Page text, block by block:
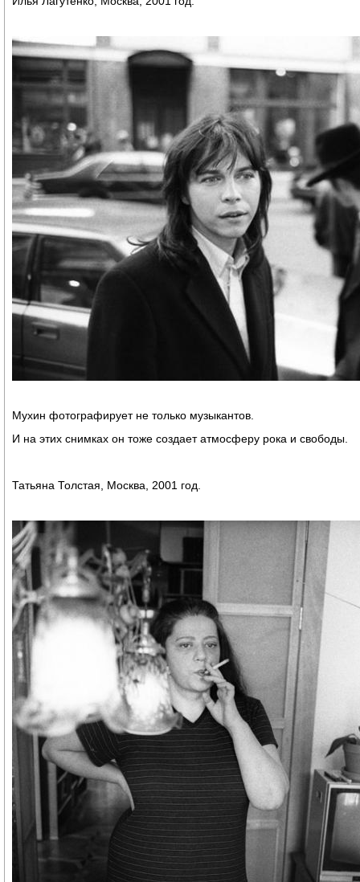
Мухин фотографирует не только музыкантов.
И на этих снимках он тоже создает атмосферу рока и свободы.
Татьяна Толстая, Москва, 2001 год.